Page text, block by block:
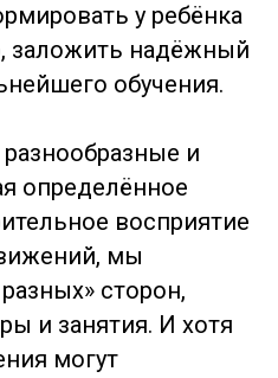
у ребёнка
заложить надёжный
обучения.
и
определённое
восприятие
мы
сторон,
и занятия. И хотя
могут